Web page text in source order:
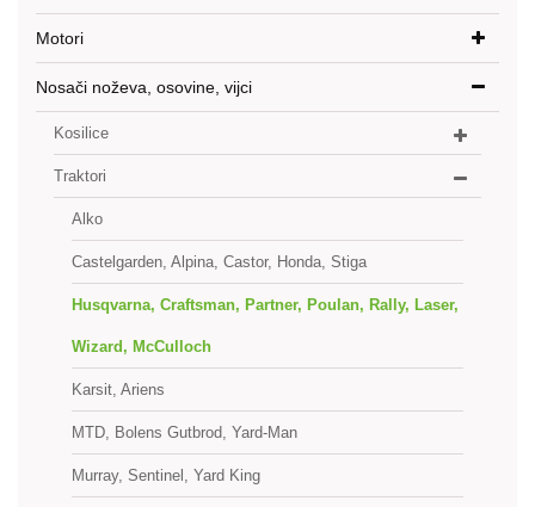
Motori
Nosači noževa, osovine, vijci
Kosilice
Traktori
Alko
Castelgarden, Alpina, Castor, Honda, Stiga
Husqvarna, Craftsman, Partner, Poulan, Rally, Laser,
Wizard, McCulloch
Karsit, Ariens
MTD, Bolens Gutbrod, Yard-Man
Murray, Sentinel, Yard King